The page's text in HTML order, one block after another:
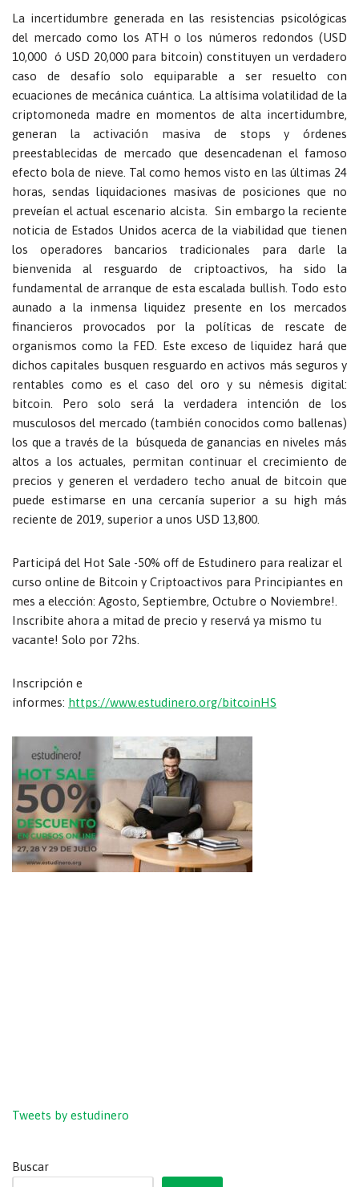
La incertidumbre generada en las resistencias psicológicas
del mercado como los ATH o los números redondos (USD
10,000 ó USD 20,000 para bitcoin) constituyen un verdadero
caso de desafío solo equiparable a ser resuelto con
ecuaciones de mecánica cuántica. La altísima volatilidad de la
criptomoneda madre en momentos de alta incertidumbre,
generan la activación masiva de stops y órdenes
preestablecidas de mercado que desencadenan el famoso
efecto bola de nieve. Tal como hemos visto en las últimas 24
horas, sendas liquidaciones masivas de posiciones que no
preveían el actual escenario alcista. Sin embargo la reciente
noticia de Estados Unidos acerca de la viabilidad que tienen
los operadores bancarios tradicionales para darle la
bienvenida al resguardo de criptoactivos, ha sido la
fundamental de arranque de esta escalada bullish. Todo esto
aunado a la inmensa liquidez presente en los mercados
financieros provocados por la políticas de rescate de
organismos como la FED. Este exceso de liquidez hará que
dichos capitales busquen resguardo en activos más seguros y
rentables como es el caso del oro y su némesis digital:
bitcoin. Pero solo será la verdadera intención de los
musculosos del mercado (también conocidos como ballenas)
los que a través de la búsqueda de ganancias en niveles más
altos a los actuales, permitan continuar el crecimiento de
precios y generen el verdadero techo anual de bitcoin que
puede estimarse en una cercanía superior a su high más
reciente de 2019, superior a unos USD 13,800.
Participá del Hot Sale -50% off de Estudinero para realizar el
curso online de Bitcoin y Criptoactivos para Principiantes en
mes a elección: Agosto, Septiembre, Octubre o Noviembre!.
Inscribite ahora a mitad de precio y reservá ya mismo tu
vacante! Solo por 72hs.
Inscripción e
informes: https://www.estudinero.org/bitcoinHS
Tweets by estudinero
Buscar